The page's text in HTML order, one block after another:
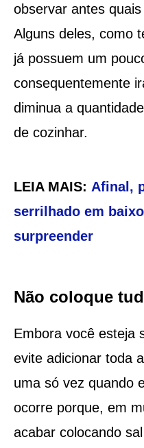
observar antes
Alguns deles, como
já possuem um
consequentemente
diminua a
de cozinhar.
LEIA MAIS: Afinal,
serrilhado em
surpreender
Não coloque
Embora você esteja
evite adicionar toda
uma só vez quando
ocorre porque, em
acabar colocando